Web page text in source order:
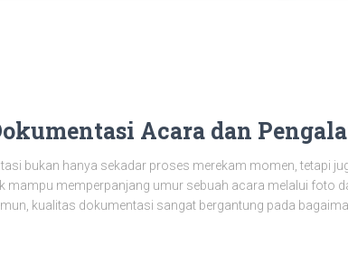
Acara dan
bukan hanya sekadar proses merekam momen, tetapi
mampu memperpanjang umur sebuah acara melalui foto
kualitas dokumentasi sangat bergantung pada